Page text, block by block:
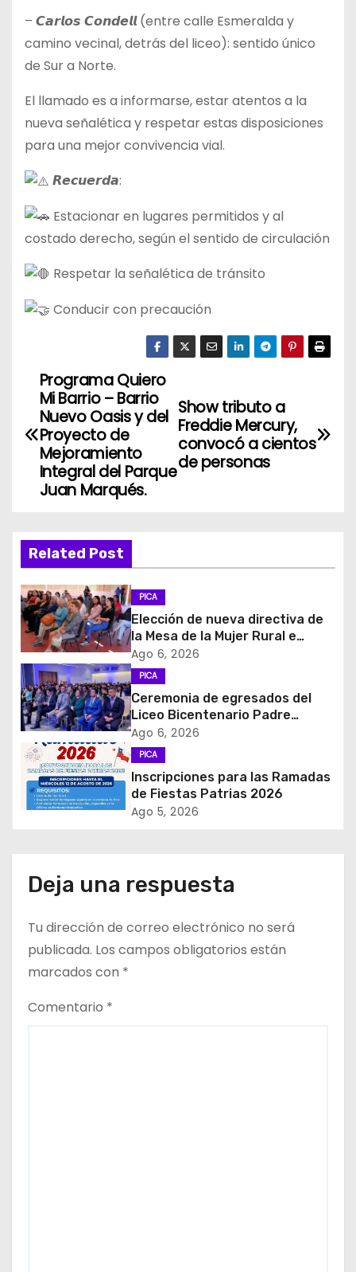
– 𝘾𝙖𝙧𝙡𝙤𝙨 𝘾𝙤𝙣𝙙𝙚𝙡𝙡 (entre calle Esmeralda y
camino vecinal, detrás del liceo): sentido único
de Sur a Norte.
El llamado es a informarse, estar atentos a la
nueva señalética y respetar estas disposiciones
para una mejor convivencia vial.
𝙍𝙚𝙘𝙪𝙚𝙧𝙙𝙖:
Estacionar en lugares permitidos y al
costado derecho, según el sentido de circulación
Respetar la señalética de tránsito
Conducir con precaución
N
a
c
i
ó
n
d
e
e
r
a
d
Show tributo a
Freddie Mercury,
convocó a cientos
de personas
Programa Quiero
Mi Barrio – Barrio
Nuevo Oasis y del
Proyecto de
Mejoramiento
Integral del Parque
Juan Marqués.
Related Post
PICA
Elección de nueva directiva de
la Mesa de la Mujer Rural e
Indigena
Ago 6, 2026
PICA
Ceremonia de egresados del
Liceo Bicentenario Padre
Alberto Hurtado a la industria
minera
Ago 6, 2026
PICA
Inscripciones para las Ramadas
de Fiestas Patrias 2026
Ago 5, 2026
Deja una respuesta
Tu dirección de correo electrónico no será
publicada. Los campos obligatorios están
marcados con *
Comentario *